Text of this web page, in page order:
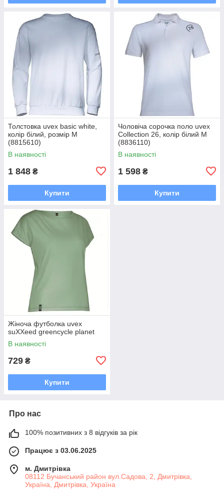
Толстовка uvex basic white,
колір білий, розмір М
(8815610)
В наявності
1 848 ₴
Купити
Чоловіча сорочка поло uvex
Collection 26, колір білий М
(8836110)
В наявності
1 598 ₴
Купити
Жіноча футболка uvex
suXXeed greencycle planet
В наявності
729 ₴
Купити
Про нас
100% позитивних з 8 відгуків за рік
Працює з 03.06.2025
м. Дмитрiвка
08112 Бучанський район вул.Садова, 2, Дмитрівка,
Україна, Дмитрiвка, Україна